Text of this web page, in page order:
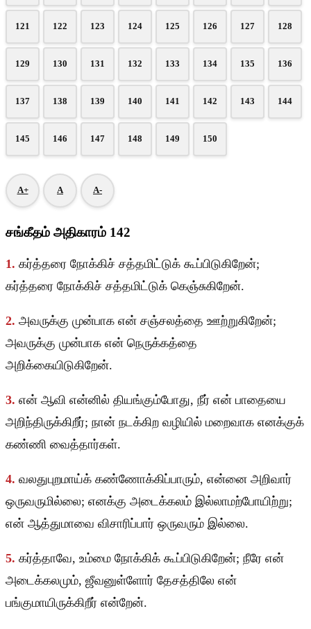
121 122 123 124 125 126 127 128
129 130 131 132 133 134 135 136
137 138 139 140 141 142 143 144
145 146 147 148 149 150
A+ A A-
சங்கீதம் அதிகாரம் 142
1. கர்த்தரை நோக்கிச் சத்தமிட்டுக் கூப்பிடுகிறேன்;
கர்த்தரை நோக்கிச் சத்தமிட்டுக் கெஞ்சுகிறேன்.
2. அவருக்கு முன்பாக என் சஞ்சலத்தை ஊற்றுகிறேன்;
அவருக்கு முன்பாக என் நெருக்கத்தை
அறிக்கையிடுகிறேன்.
3. என் ஆவி என்னில் தியங்கும்போது, நீர் என் பாதையை
அறிந்திருக்கிறீர்; நான் நடக்கிற வழியில் மறைவாக எனக்குக்
கண்ணி வைத்தார்கள்.
4. வலதுபுறமாய்க் கண்ணோக்கிப்பாரும், என்னை அறிவார்
ஒருவருமில்லை; எனக்கு அடைக்கலம் இல்லாமற்போயிற்று;
என் ஆத்துமாவை விசாரிப்பார் ஒருவரும் இல்லை.
5. கர்த்தாவே, உம்மை நோக்கிக் கூப்பிடுகிறேன்; நீரே என்
அடைக்கலமும், ஜீவனுள்ளோர் தேசத்திலே என்
பங்குமாயிருக்கிறீர் என்றேன்.